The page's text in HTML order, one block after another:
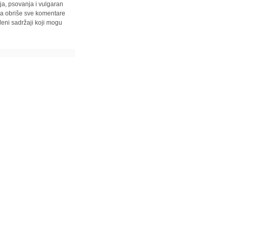
psovanja i vulgaran
obriše sve komentare
sadržaji koji mogu